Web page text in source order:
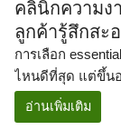
คลินิกความง
ลูกค้ารู้สึกสะ
การเลือก
ไหนดีที่สุด แต่ขึ้น
ประสบการณ์ที่ต้อง
อ่านเพิ่มเติม